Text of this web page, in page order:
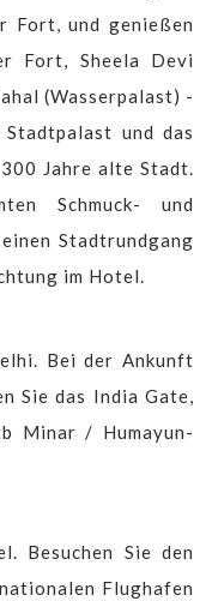
Fort, und genießen
Fort, Sheela Devi
(Wasserpalast) -
und das
Jahre alte Stadt.
Schmuck- und
Stadtrundgang
im Hotel.
Bei der Ankunft
Sie das India Gate,
Minar / Humayun-
Besuchen Sie den
Flughafen